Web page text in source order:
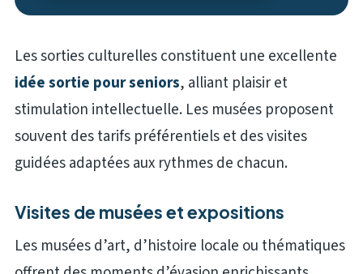
Les sorties culturelles constituent une excellente
idée sortie pour seniors, alliant plaisir et
stimulation intellectuelle. Les musées proposent
souvent des tarifs préférentiels et des visites
guidées adaptées aux rythmes de chacun.
Visites de musées et expositions
Les musées d’art, d’histoire locale ou thématiques